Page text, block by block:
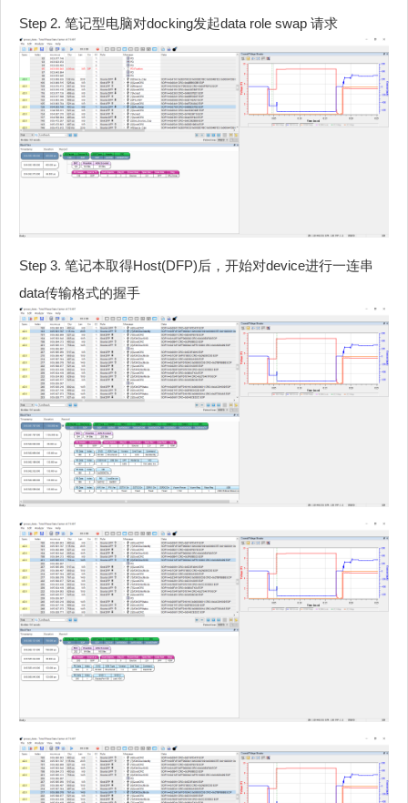
Step 2. 笔记型电脑对docking发起data role swap 请求
Step 3. 笔记本取得Host(DFP)后，开始对device进行一连串
data传输格式的握手